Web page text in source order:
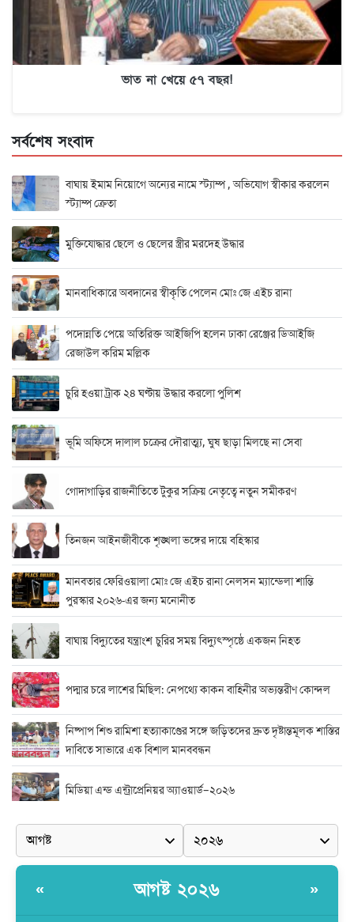
ভাত না খেয়ে ৫৭ বছর!
সর্বশেষ সংবাদ
বাঘায় ইমাম নিয়োগে অন্যের নামে স্ট্যাম্প , অভিযোগ স্বীকার করলেন
স্ট্যাম্প ক্রেতা
মুক্তিযোদ্ধার ছেলে ও ছেলের স্ত্রীর মরদেহ উদ্ধার
মানবাধিকারে অবদানের স্বীকৃতি পেলেন মোঃ জে এইচ রানা
পদোন্নতি পেয়ে অতিরিক্ত আইজিপি হলেন ঢাকা রেঞ্জের ডিআইজি
রেজাউল করিম মল্লিক
চুরি হওয়া ট্রাক ২৪ ঘণ্টায় উদ্ধার করলো পুলিশ
ভূমি অফিসে দালাল চক্রের দৌরাত্ম্য, ঘুষ ছাড়া মিলছে না সেবা
গোদাগাড়ির রাজনীতিতে টুকুর সক্রিয় নেতৃত্বে নতুন সমীকরণ
তিনজন আইনজীবীকে শৃঙ্খলা ভঙ্গের দায়ে বহিস্কার
মানবতার ফেরিওয়ালা মোঃ জে এইচ রানা নেলসন ম্যান্ডেলা শান্তি
পুরস্কার ২০২৬-এর জন্য মনোনীত
বাঘায় বিদ্যুতের যন্ত্রাংশ চুরির সময় বিদ্যুৎস্পৃষ্ঠে একজন নিহত
পদ্মার চরে লাশের মিছিল: নেপথ্যে কাকন বাহিনীর অভ্যন্তরীণ কোন্দল
নিষ্পাপ শিশু রামিশা হত্যাকাণ্ডের সঙ্গে জড়িতদের দ্রুত দৃষ্টান্তমূলক শাস্তির
দাবিতে সাভারে এক বিশাল মানববন্ধন
মিডিয়া এন্ড এন্ট্রাপ্রেনিয়র অ্যাওয়ার্ড–২০২৬
র‍্যাবের বিশেষ অভিযান: বিদেশি পিস্তল, গুলি, মাদক ও নগদ অর্থ উদ্ধার,
দুর্নীতি ও অনিয়মের অভিযোগে অভিযুক্ত সাব-রেজিস্ট্রার মো. জাকির
« আগষ্ট ২০২৬ »